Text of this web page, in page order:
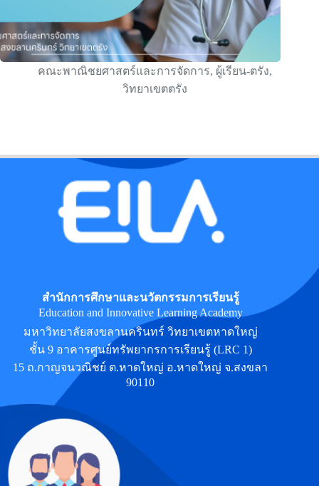
คณะพาณิชยศาสตร์และการจัดการ, ผู้เรียน-ตรัง,
วิทยาเขตตรัง
สำนักการศึกษาและนวัตกรรมการเรียนรู้
Education and Innovative Learning Academy
มหาวิทยาลัยสงขลานครินทร์ วิทยาเขตหาดใหญ่
ชั้น 9 อาคารศูนย์ทรัพยากรการเรียนรู้ (LRC 1)
15 ถ.กาญจนวณิชย์ ต.หาดใหญ่ อ.หาดใหญ่ จ.สงขลา
90110